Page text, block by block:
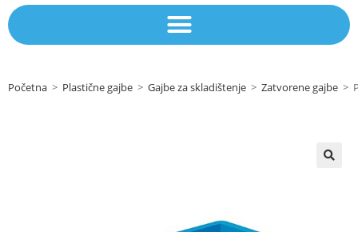
Početna > Plastične gajbe > Gajbe za skladištenje > Zatvorene gajbe >